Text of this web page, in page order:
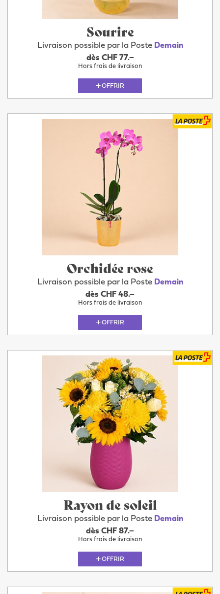
Sourire
Livraison possible par la Poste Demain
dès CHF 77.–
Hors frais de livraison
OFFRIR
Orchidée rose
Livraison possible par la Poste Demain
dès CHF 48.–
Hors frais de livraison
OFFRIR
Rayon de soleil
Livraison possible par la Poste Demain
dès CHF 87.–
Hors frais de livraison
OFFRIR